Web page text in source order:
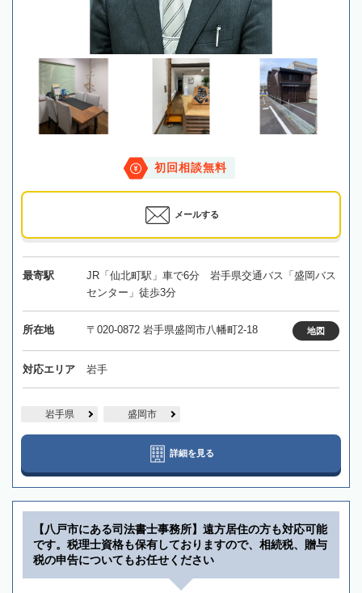
初回相談無料
メールする
最寄駅
JR「仙北町駅」車で6分 岩手県交通バス「盛岡バス
センター」徒歩3分
所在地 〒020-0872 岩手県盛岡市八幡町2-18 地図
対応エリア 岩手
岩手県 盛岡市
詳細を見る
【八戸市にある司法書士事務所】遠方居住の方も対応可能
です。税理士資格も保有しておりますので、相続税、贈与
税の申告についてもお任せください